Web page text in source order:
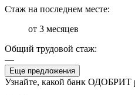
Стаж на последнем месте:
от 3 месяцев
Общий трудовой стаж:
—
Еще предложения
Узнайте, какой банк ОДОБРИТ